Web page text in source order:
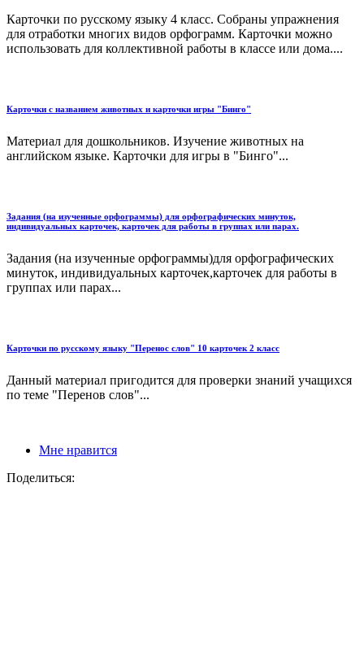
Карточки по русскому языку 4 класс. Собраны упражнения
для отработки многих видов орфограмм. Карточки можно
использовать для коллективной работы в классе или дома....
Карточки с названием животных и карточки игры "Бинго"
Материал для дошкольников. Изучение животных на
английском языке. Карточки для игры в "Бинго"...
Задания (на изученные орфограммы) для орфографических минуток,
индивидуальных карточек, карточек для работы в группах или парах.
Задания (на изученные орфограммы)для орфографических
минуток, индивидуальных карточек,карточек для работы в
группах или парах...
Карточки по русскому языку "Перенос слов" 10 карточек 2 класс
Данный материал пригодится для проверки знаний учащихся
по теме "Перенов слов"...
Мне нравится
Поделиться: